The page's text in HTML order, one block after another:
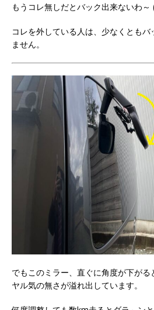
もうコレ無しだとバック出来ないわ～
コレを外している人は、少なくとも
ません。
でもこのミラー、直ぐに角度が下がる
ヤル気の無さが溢れ出しています。